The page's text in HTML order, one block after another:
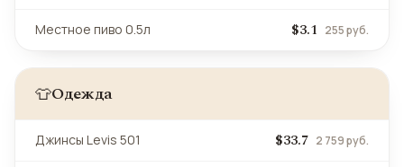
Местное пиво 0.5л $3.1 255 руб.
👕Одежда
Джинсы Levis 501 $33.7 2 759 руб.